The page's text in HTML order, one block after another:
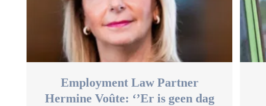
Employment Law Partner
Hermine Voûte: ‘’Er is geen dag